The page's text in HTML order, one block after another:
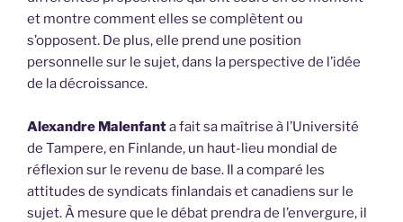
et montre comment elles se complètent ou
s’opposent. De plus, elle prend une position
personnelle sur le sujet, dans la perspective de l’idée
de la décroissance.
Alexandre Malenfanta fait sa maîtrise à l’Université
de Tampere, en Finlande, un haut-lieu mondial de
réflexion sur le revenu de base. Il a comparé les
attitudes de syndicats finlandais et canadiens sur le
sujet. À mesure que le débat prendra de l’envergure, il